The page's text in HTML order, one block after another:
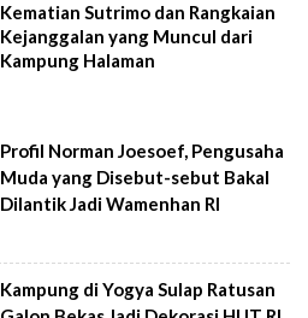
Kematian Sutrimo dan Rangkaian
Kejanggalan yang Muncul dari
Kampung Halaman
Profil Norman Joesoef, Pengusaha
Muda yang Disebut-sebut Bakal
Dilantik Jadi Wamenhan RI
Kampung di Yogya Sulap Ratusan